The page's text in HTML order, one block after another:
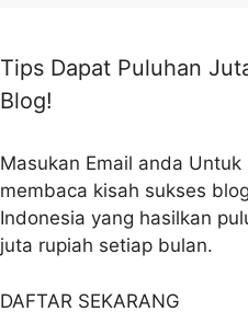
Tips Dapat Puluhan
Blog!
Masukan Email anda Untuk
membaca kisah sukses
Indonesia yang hasilkan
juta rupiah setiap bulan.
DAFTAR SEKARANG